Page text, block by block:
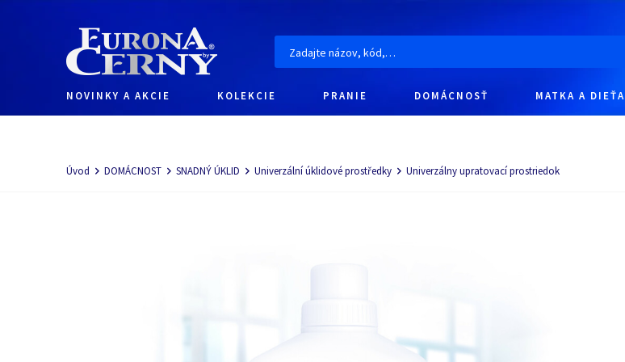
NOVINKY A AKCIE KOLEKCIE PRANIE DOMÁCNOSŤ MATKA A DIEŤA
Navigácia
Úvod DOMÁCNOST SNADNÝ ÚKLID Univerzální úklidové prostředky Univerzálny upratovací prostriedok